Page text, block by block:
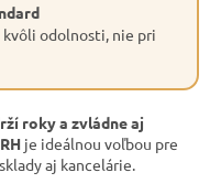
odolnosti, nie pri
roky a zvládne aj
je ideálnou voľbou pre
aj kancelárie.